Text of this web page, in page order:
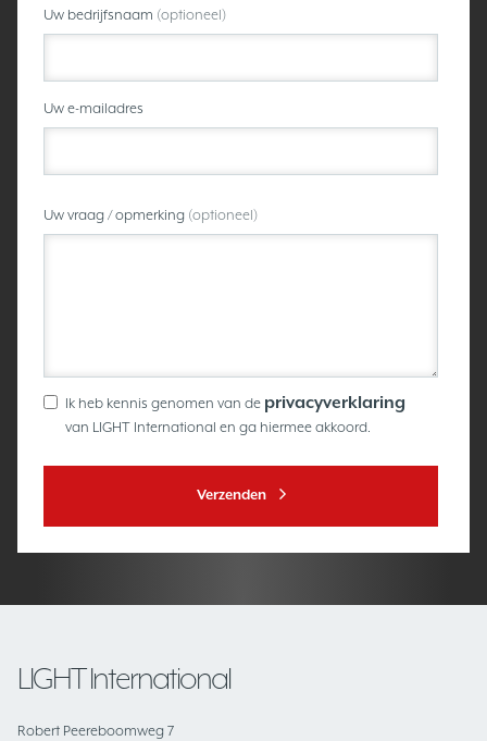
Uw bedrijfsnaam (optioneel)
Uw e-mailadres
Uw vraag / opmerking (optioneel)
Ik heb kennis genomen van de privacyverklaring
van LIGHT International en ga hiermee akkoord.
Verzenden
LIGHT International
Robert Peereboomweg 7